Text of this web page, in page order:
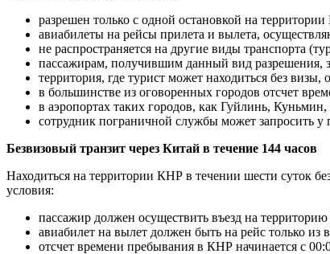
разрешен только с одной остановкой на
авиабилеты на рейсы прилета и вылета,
не распространяется на другие виды транспорта
пассажирам, получившим данный вид разрешения,
территория, где турист может находиться без
в большинстве из оговоренных городов отсчет
в аэропортах таких городов, как Гуйлинь,
сотрудник пограничной службы может запросить
Безвизовый транзит через Китай в течение 144 часов
Находиться на территории КНР в течении шести суток
условия:
пассажир должен осуществить въезд на
авиабилет на вылет должен быть на рейс только
отсчет времени пребывания в КНР начинается с